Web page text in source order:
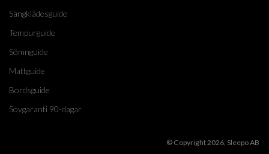
Sängklädesguide
Tempurguide
Sömnguide
Mattguide
Bordsguide
Sovgaranti 90-dagar
© Copyright 2026, Sleepo AB